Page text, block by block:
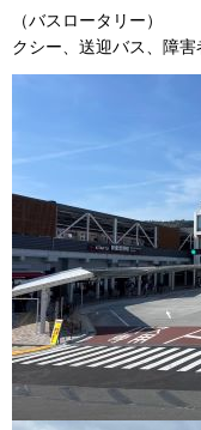
（バス
クシー、送迎バス、障害